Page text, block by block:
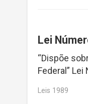
Lei
“Dispõe
Federal”
Leis 1989